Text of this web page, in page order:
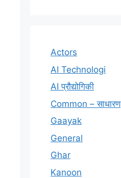
Actors
AI Technologi
AI प्रौद्योगिकी
Common – साधारण
Gaayak
General
Ghar
Kanoon